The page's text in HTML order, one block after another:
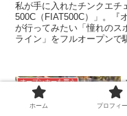
私が手に入れたチンクエチ
500C（FIAT500C）」。『
が行ってみたい「憧れのス
ライン」をフルオープンで
オープンカーを買う
ホーム プロフィ